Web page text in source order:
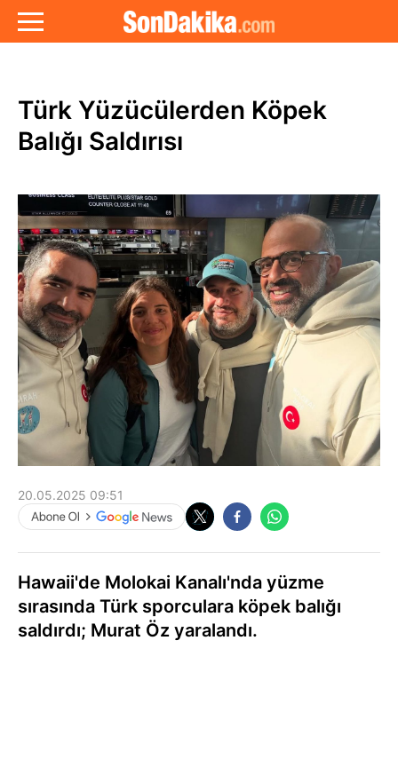
Türk Yüzücülerden Köpek
Balığı Saldırısı
20.05.2025 09:51
Hawaii'de Molokai Kanalı'nda yüzme
sırasında Türk sporculara köpek balığı
saldırdı; Murat Öz yaralandı.